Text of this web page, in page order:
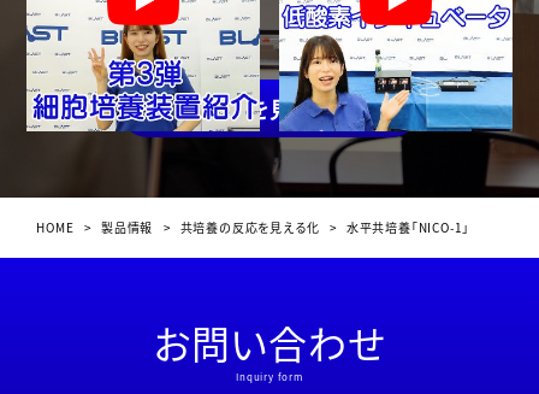
一覧を見る
HOME > 製品情報 > 共培養の反応を見える化 > 水平共培養「NICO-1」
お問い合わせ
Inquiry form